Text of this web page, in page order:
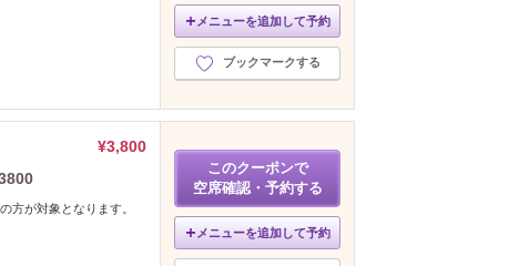
メニューを追加して予約
ブックマークする
¥3,800
方が対象となります。
このクーポンで
空席確認・予約する
メニューを追加して予約